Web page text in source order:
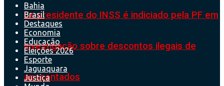
Ex-presidente do INSS é indiciado pela PF em
investigação sobre descontos ilegais de
aposentados
Bahia
Brasil
Destaques
Economia
Educação
Eleições 2026
Esporte
Jaguaquara
Justiça